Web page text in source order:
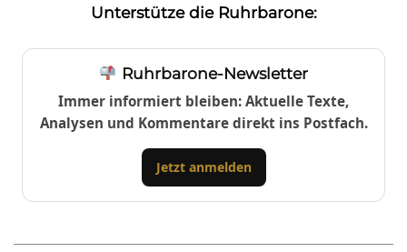
Unterstütze die Ruhrbarone:
Ruhrbarone-Newsletter
Immer informiert bleiben: Aktuelle Texte,
Analysen und Kommentare direkt ins Postfach.
Jetzt anmelden